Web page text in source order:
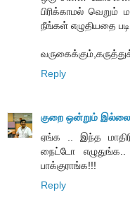
பிரிக்காமல் வெறும்
நீங்கள் எழுதியதை
Reply
குறை ஒன்றும்
ஏங்க .. இந்த
நைட்டோ எழுதுங்க..
பாக்குராங்க!!!
Reply